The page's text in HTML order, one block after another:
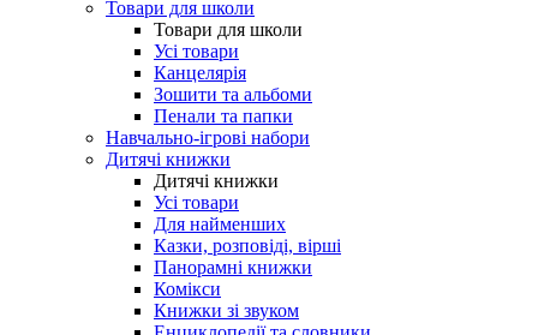
Товари для школи
Товари для школи
Усі товари
Канцелярія
Зошити та альбоми
Пенали та папки
Навчально-ігрові набори
Дитячі книжки
Дитячі книжки
Усі товари
Для найменших
Казки, розповіді, вірші
Панорамні книжки
Комікси
Книжки зі звуком